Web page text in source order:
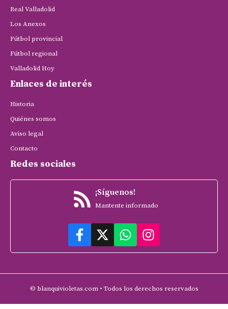
Real Valladolid
Los Anexos
Fútbol provincial
Fútbol regional
Valladolid Hoy
Enlaces de interés
Historia
Quiénes somos
Aviso legal
Contacto
Redes sociales
¡Síguenos!
Mantente informado
© blanquivioletas.com • Todos los derechos reservados